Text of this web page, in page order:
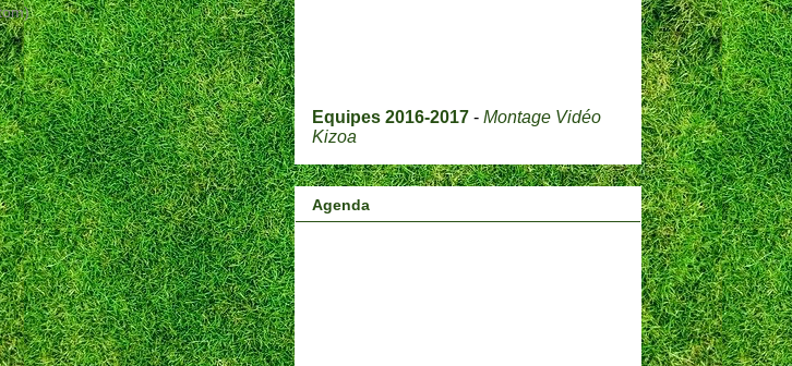
Equipes 2016-2017 - Montage Vidéo
Kizoa
Agenda